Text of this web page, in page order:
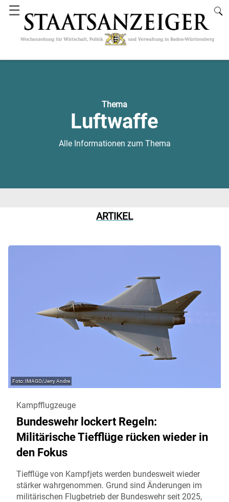
☰
Thema
Luftwaffe
Alle Informationen zum Thema
ARTIKEL
IMAGO/Jerry Andre
Kampfflugzeuge
Bundeswehr lockert Regeln:
Militärische Tiefflüge rücken wieder in
den Fokus
Tiefflüge von Kampfjets werden bundesweit wieder
stärker wahrgenommen. Grund sind Änderungen im
militärischen Flugbetrieb der Bundeswehr seit 2025,